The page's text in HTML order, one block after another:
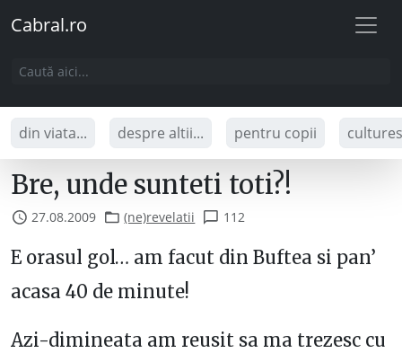
Cabral.ro
din viata... despre altii... pentru copii
Bre, unde sunteti toti?!
27.08.2009 (ne)revelatii 112
E orasul gol… am facut din Buftea si pan’
acasa 40 de minute!
Azi-dimineata am reusit sa ma trezesc cu